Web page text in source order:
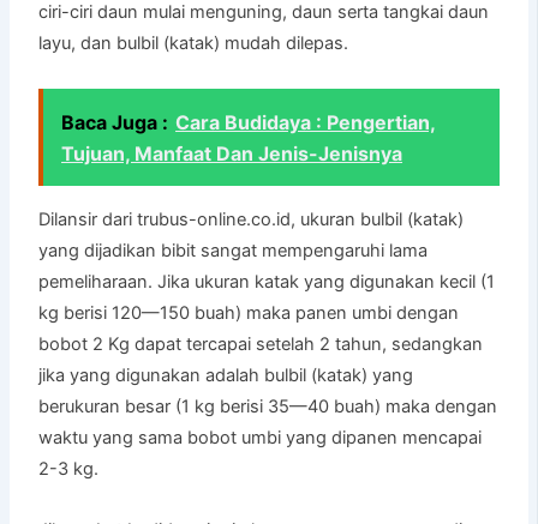
ciri-ciri daun mulai menguning, daun serta tangkai daun
layu, dan bulbil (katak) mudah dilepas.
Baca Juga : Cara Budidaya : Pengertian,
Tujuan, Manfaat Dan Jenis-Jenisnya
Dilansir dari trubus-online.co.id, ukuran bulbil (katak)
yang dijadikan bibit sangat mempengaruhi lama
pemeliharaan. Jika ukuran katak yang digunakan kecil (1
kg berisi 120—150 buah) maka panen umbi dengan
bobot 2 Kg dapat tercapai setelah 2 tahun, sedangkan
jika yang digunakan adalah bulbil (katak) yang
berukuran besar (1 kg berisi 35—40 buah) maka dengan
waktu yang sama bobot umbi yang dipanen mencapai
2-3 kg.